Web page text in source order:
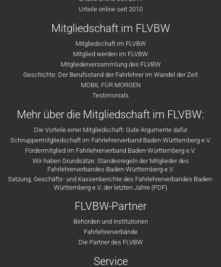
Urteile online seit 2010
Mitgliedschaft im FLVBW
Mitgliedschaft im FLVBW
Mitglied werden im FLVBW
Mitgliederversammlung des FLVBW
Geschichte: Der Berufsstand der Fahrlehrer im Wandel der Zeit
MOBIL FÜR MORGEN
Testimonials
Mehr über die Mitgliedschaft im FLVBW:
Die Vorteile einer Mitgliedschaft: Gute Argumente dafür
Schnuppermitgliedschaft im Fahrlehrerverband Baden-Württemberg e.V.
Fördermitglied im Fahrlehrerverband Baden-Württemberg e.V.
Wir haben Grundsätze: Standesregeln der Mitglieder des
Fahrlehrerverbandes Baden-Württemberg e.V.
Satzung, Geschäfts- und Kassenberichte des Fahrlehrerverbandes Baden-
Württemberg e.V. der letzten Jahre (PDF)
FLVBW-Partner
Behörden und Institutionen
Fahrlehrerverbände
Die Partner des FLVBW
Service